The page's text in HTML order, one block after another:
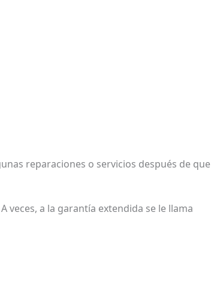
reparaciones o servicios después de que
veces, a la garantía extendida se le llama